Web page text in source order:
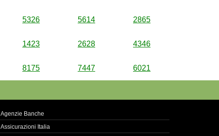
5326 5614 2865
1423 2628 4346
8175 7447 6021
Agenzie Banche
Assicurazioni Italia